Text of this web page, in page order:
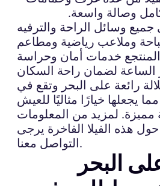
وصالة واسعة.
وسائل الراحة والترفيه
وملاعب رياضية ومطاعم
خدمات أمان وحراسة
رائعة على البحر وتقع في
يجعلها خيارًا مثاليًا للعيش
مميزة. لمزيد من المعلومات
هذه الفيلا الفاخرة يرجى
التواصل معنا.
البحر